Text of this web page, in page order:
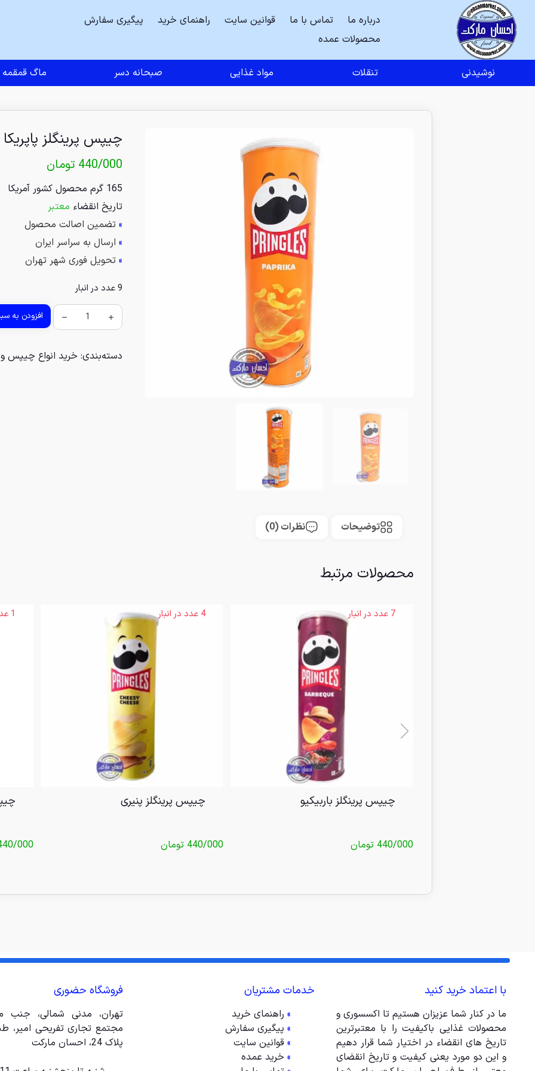
درباره ما تماس با ما قوانین سایت راهنمای خرید
پیگیری سفارش
محصولات عمده
نوشیدنی تنقلات مواد غذایی صبحانه دسر ماگ قمقمه
چیپس پرینگلز پاپریکا
440/000 تومان
165 گرم محصول کشور آمریکا
تاریخ انقضاء معتبر
» تضمین اصالت محصول
» ارسال به سراسر ایران
» تحویل فوری شهر تهران
9 عدد در انبار
افزودن به
دسته‌بندی: خرید انواع چیپس و
توضیحات نظرات (0)
محصولات مرتبط
7 عدد در انبار
چیپس پرینگلز باربیکیو
440/000 تومان
4 عدد در انبار
چیپس پرینگلز پنیری
440/000 تومان
1 عدد در انبار
000
با اعتماد خرید کنید
ما در کنار شما عزیزان هستیم تا اکسسوری و
محصولات غذایی باکیفیت را با معتبرترین
تاریخ های انقضاء در اختیار شما قرار دهیم
و این دو مورد یعنی کیفیت و تاریخ انقضای
خدمات مشتریان
» راهنمای خرید
» پیگیری سفارش
» قوانین سایت
» خرید عمده
فروشگاه حضوری
تهران، مدنی شمالی، جنب
پلاک 24، احسان مارکت